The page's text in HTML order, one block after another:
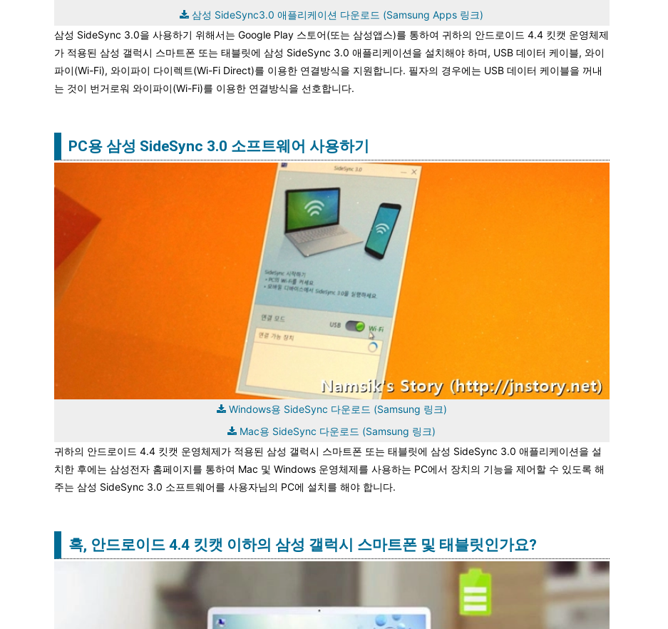
삼성 SideSync3.0 애플리케이션 다운로드 (Samsung Apps 링크)
삼성 SideSync 3.0을 사용하기 위해서는 Google Play 스토어(또는 삼성앱스)를 통하여 귀하의 안드로이드 4.4 킷캣 운영체제
가 적용된 삼성 갤럭시 스마트폰 또는 태블릿에 삼성 SideSync 3.0 애플리케이션을 설치해야 하며, USB 데이터 케이블, 와이
파이(Wi-Fi), 와이파이 다이렉트(Wi-Fi Direct)를 이용한 연결방식을 지원합니다. 필자의 경우에는 USB 데이터 케이블을 꺼내
는 것이 번거로워 와이파이(Wi-Fi)를 이용한 연결방식을 선호합니다.
PC용 삼성 SideSync 3.0 소프트웨어 사용하기
Windows용 SideSync 다운로드 (Samsung 링크)
Mac용 SideSync 다운로드 (Samsung 링크)
귀하의 안드로이드 4.4 킷캣 운영체제가 적용된 삼성 갤럭시 스마트폰 또는 태블릿에 삼성 SideSync 3.0 애플리케이션을 설
치한 후에는 삼성전자 홈페이지를 통하여 Mac 및 Windows 운영체제를 사용하는 PC에서 장치의 기능을 제어할 수 있도록 해
주는 삼성 SideSync 3.0 소프트웨어를 사용자님의 PC에 설치를 해야 합니다.
혹, 안드로이드 4.4 킷캣 이하의 삼성 갤럭시 스마트폰 및 태블릿인가요?